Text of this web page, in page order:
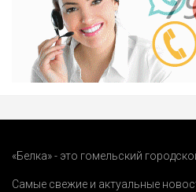
«Белка» - это гомельский
Самые свежие и актуальные